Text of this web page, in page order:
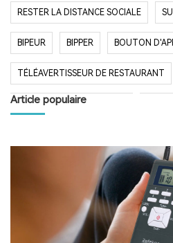
RESTER LA DISTANCE SOCIALE
BIPEUR BIPPER BOUTON
TÉLÉAVERTISSEUR DE RESTAURANT
SYSTÈME D'APPEL SANS FIL
LONGUE PORTÉE SYSTÈME
HÔPITAL
FM AM RADIO RADIO DE POCHE
Article populaire